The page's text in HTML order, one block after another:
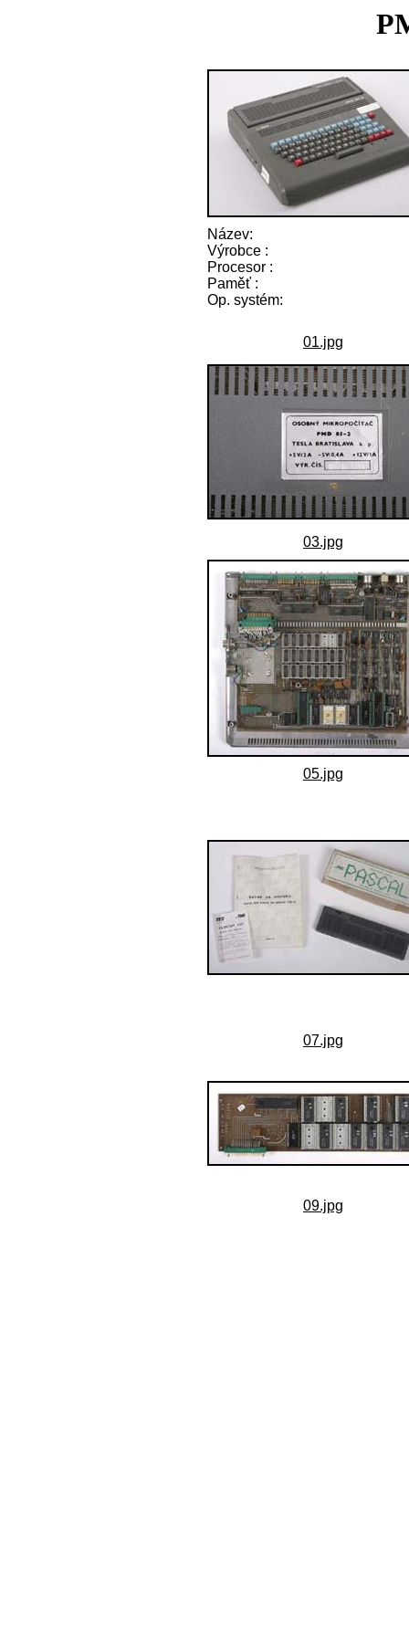
Název:
Výrobce :
Procesor :
Paměť :
Op. systém:
01.jpg
03.jpg
05.jpg
07.jpg
09.jpg